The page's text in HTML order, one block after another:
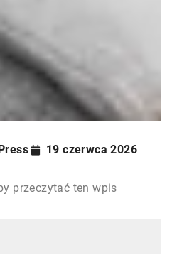
19 czerwca 2026
przeczytać ten wpis